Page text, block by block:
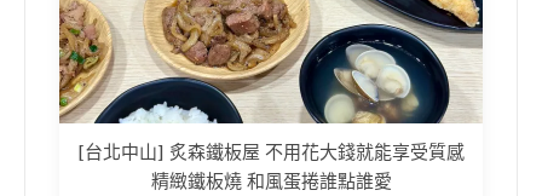
[台北中山] 炙森鐵板屋 不用花大錢就能享受質感
精緻鐵板燒 和風蛋捲誰點誰愛